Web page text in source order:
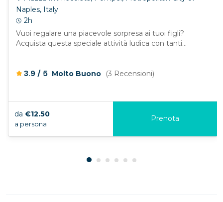
Naples, Italy
2h
Vuoi regalare una piacevole sorpresa ai tuoi figli?
Acquista questa speciale attività ludica con tanti...
3.9 / 5 Molto Buono (3 Recensioni)
da €12.50
a persona
Prenota